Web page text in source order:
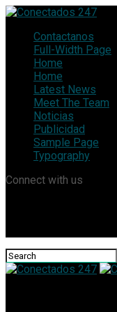
Contactanos
Full-Width Page
Home
Home
Latest News
Meet The Team
Noticias
Publicidad
Sample Page
Typography
Connect with us